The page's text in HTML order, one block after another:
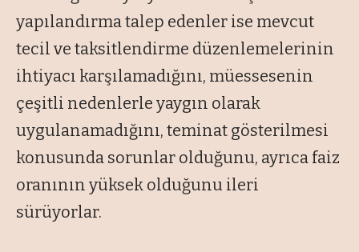
yapılandırma talep edenler ise mevcut
tecil ve taksitlendirme düzenlemelerinin
ihtiyacı karşılamadığını, müessesenin
çeşitli nedenlerle yaygın olarak
uygulanamadığını, teminat gösterilmesi
konusunda sorunlar olduğunu, ayrıca faiz
oranının yüksek olduğunu ileri
sürüyorlar.